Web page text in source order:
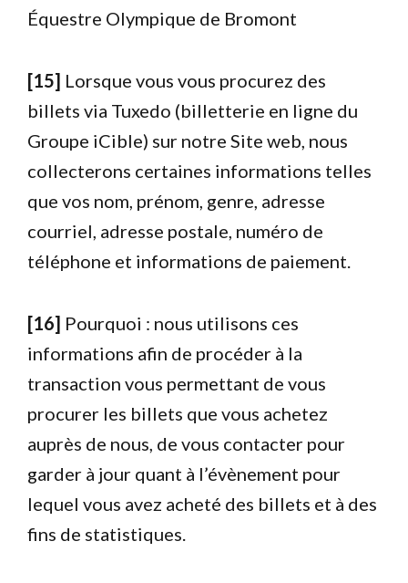
Équestre Olympique de Bromont
[15] Lorsque vous vous procurez des
billets via Tuxedo (billetterie en ligne du
Groupe iCible) sur notre Site web, nous
collecterons certaines informations telles
que vos nom, prénom, genre, adresse
courriel, adresse postale, numéro de
téléphone et informations de paiement.
[16] Pourquoi : nous utilisons ces
informations afin de procéder à la
transaction vous permettant de vous
procurer les billets que vous achetez
auprès de nous, de vous contacter pour
garder à jour quant à l’évènement pour
lequel vous avez acheté des billets et à des
fins de statistiques.